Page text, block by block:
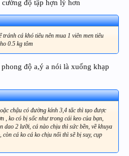
độ tập hợn lý hơn
cá khó tiêu nên mua 1 viên men tiêu
0.5 kg tôm
độ a,ý a nói là xuống khạp
chậu có đường kính 3,4 tấc thì tạo được
, ko có bị sốc như trong cái keo của bạn,
dao 2 lưỡi, cá nào chịu thì sức bền, về khuya
cá ko cá ko chịu nổi thì sẽ bị suy, cụp